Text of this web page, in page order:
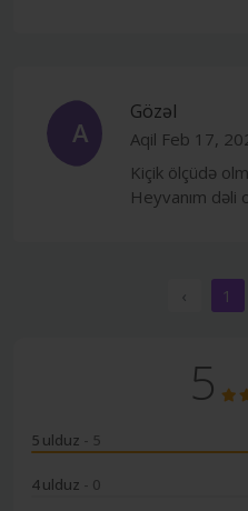
A
Gözəl
Aqil Feb 17,
Kiçik ölçüdə
Heyvanım dəli
‹ 1
5
5 ulduz - 5
4 ulduz - 0